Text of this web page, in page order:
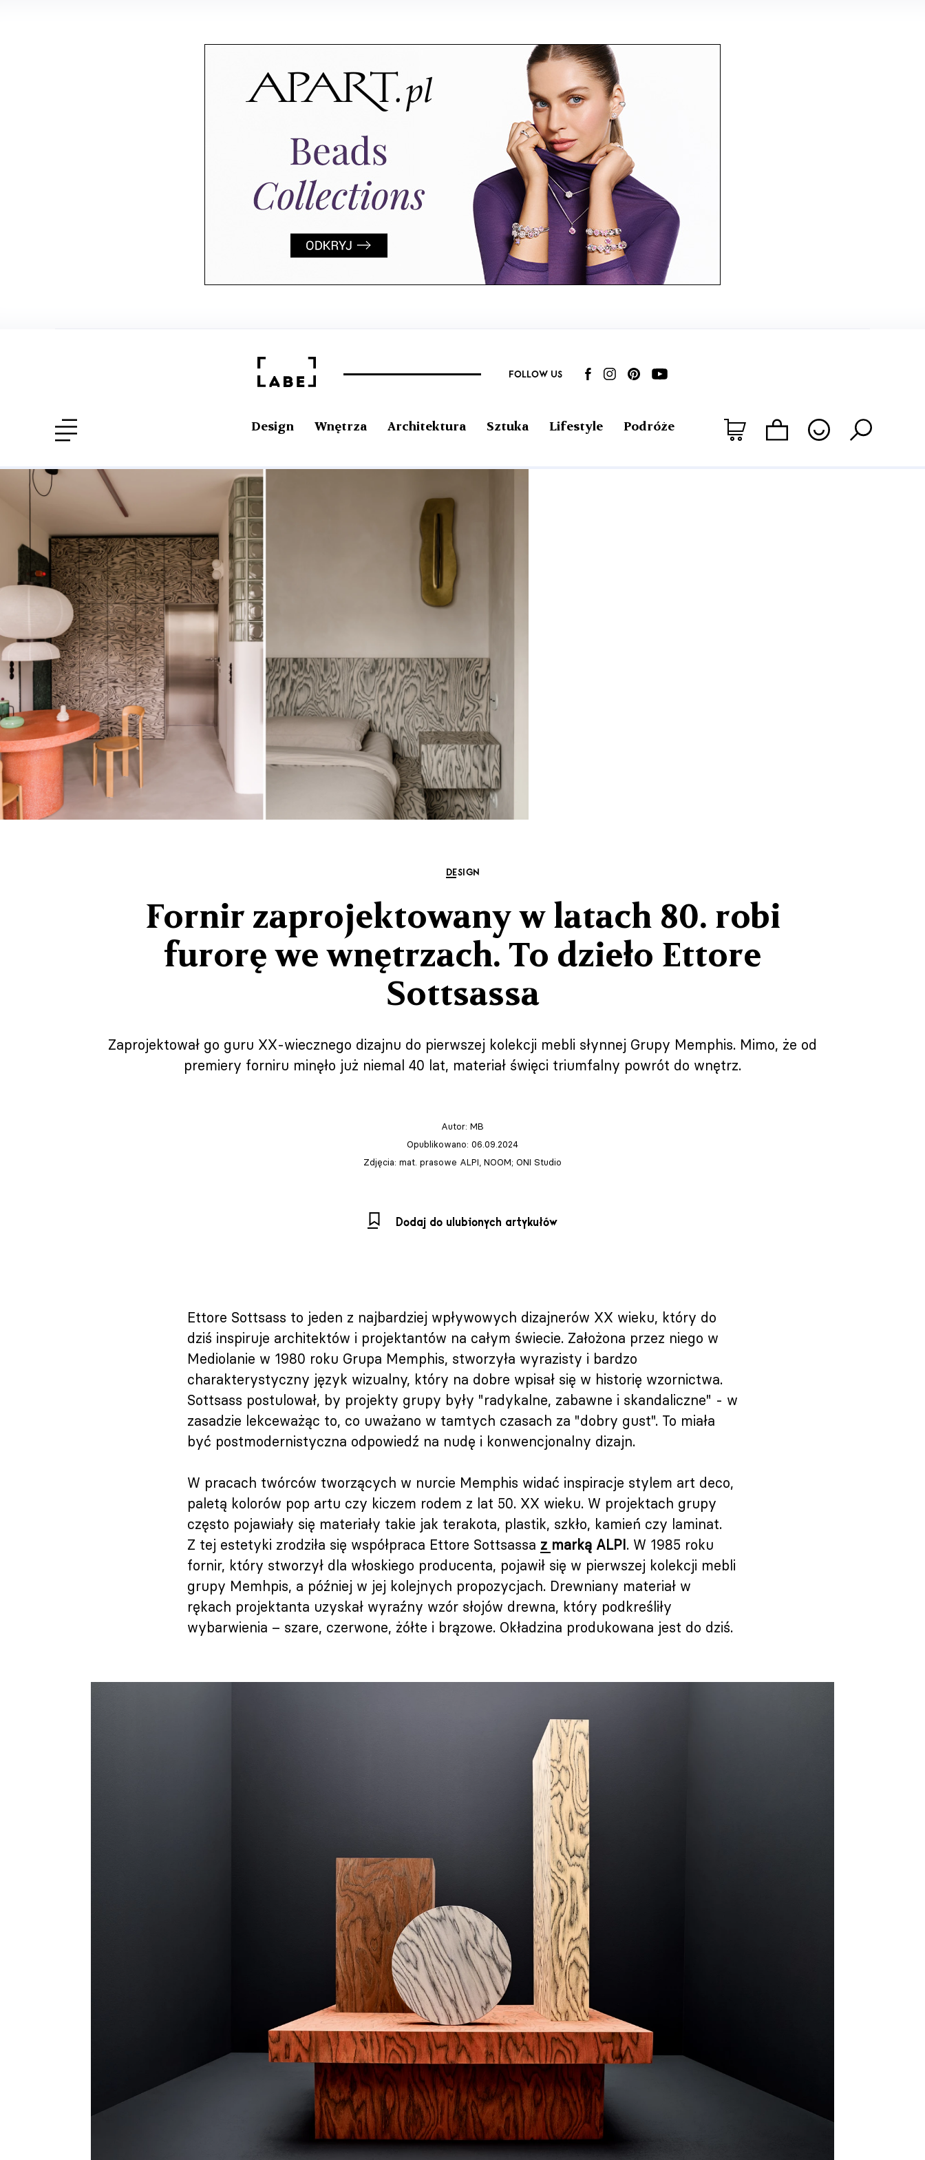
FOLLOW US
Design Wnętrza Architektura Sztuka Lifestyle Podróże
DESIGN
Fornir zaprojektowany w latach 80. robi
furorę we wnętrzach. To dzieło Ettore
Sottsassa
Zaprojektował go guru XX-wiecznego dizajnu do pierwszej kolekcji mebli słynnej Grupy Memphis. Mimo, że od
premiery forniru minęło już niemal 40 lat, materiał święci triumfalny powrót do wnętrz.
Autor: MB
Opublikowano: 06.09.2024
Zdjęcia: mat. prasowe ALPI, NOOM; ONI Studio
Dodaj do ulubionych artykułów
Ettore Sottsass to jeden z najbardziej wpływowych dizajnerów XX wieku, który do
dziś inspiruje architektów i projektantów na całym świecie. Założona przez niego w
Mediolanie w 1980 roku Grupa Memphis, stworzyła wyrazisty i bardzo
charakterystyczny język wizualny, który na dobre wpisał się w historię wzornictwa.
Sottsass postulował, by projekty grupy były "radykalne, zabawne i skandaliczne" - w
zasadzie lekceważąc to, co uważano w tamtych czasach za "dobry gust". To miała
być postmodernistyczna odpowiedź na nudę i konwencjonalny dizajn.
W pracach twórców tworzących w nurcie Memphis widać inspiracje stylem art deco,
paletą kolorów pop artu czy kiczem rodem z lat 50. XX wieku. W projektach grupy
często pojawiały się materiały takie jak terakota, plastik, szkło, kamień czy laminat.
Z tej estetyki zrodziła się współpraca Ettore Sottsassa z marką ALPI. W 1985 roku
fornir, który stworzył dla włoskiego producenta, pojawił się w pierwszej kolekcji mebli
grupy Memhpis, a później w jej kolejnych propozycjach. Drewniany materiał w
rękach projektanta uzyskał wyraźny wzór słojów drewna, który podkreśliły
wybarwienia – szare, czerwone, żółte i brązowe. Okładzina produkowana jest do dziś.